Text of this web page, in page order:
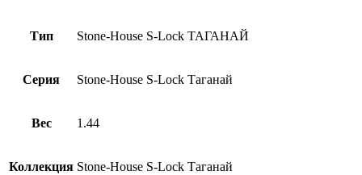
Тип Stone-House S-Lock ТАГАНАЙ
Серия Stone-Нouse S-Lock Таганай
Вес 1.44
Коллекция Stone-Нouse S-Lock Таганай